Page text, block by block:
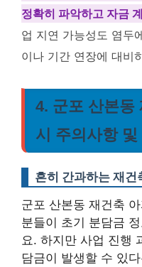
정확히 파악하고 자금
업 지연 가능성도 염두
이나 기간 연장에 대비
4. 군포 산본동
시 주의사항 및
흔히 간과하는 재건
군포 산본동 재건축
분들이 초기 분담금
요. 하지만 사업 진행
담금이 발생할 수 있